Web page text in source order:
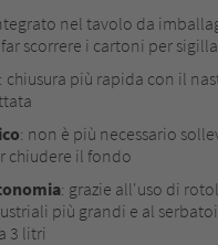
nel tavolo da
scorrere i cartoni per
: chiusura più rapida con il
: non è più necessario
chiudere il fondo
: grazie all'uso di
più grandi e al
3 litri